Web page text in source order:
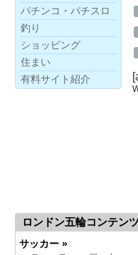
パチンコ・パチスロ
釣り
ショッピング
住まい
有料サイト紹介
ロンドン五輪コンテン
サッカー »